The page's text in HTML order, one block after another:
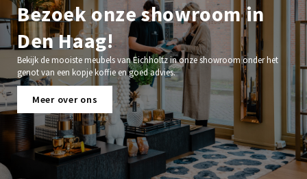
Bezoek onze showroom in
Den Haag!
Bekijk de mooiste meubels van Eichholtz in onze showroom onder het
genot van een kopje koffie en goed advies.
Meer over ons